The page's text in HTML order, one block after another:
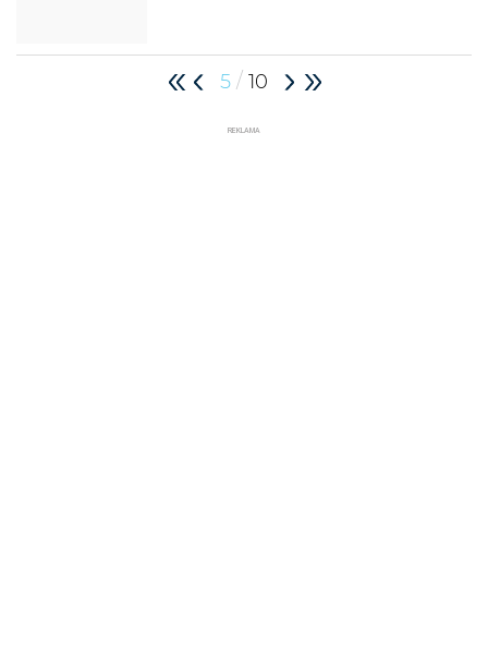
5 / 10
REKLAMA